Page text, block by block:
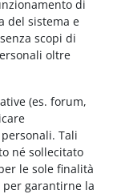
di
del sistema e
scopi di
oltre
(es. forum,
Tali
né sollecitato
le sole finalità
per garantirne la